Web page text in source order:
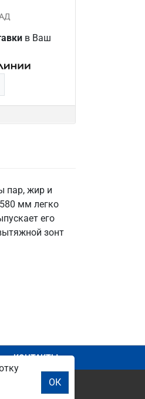
в Ваш
пар, жир и
мм легко
его
зонт
КОНТАКТЫ
ОК